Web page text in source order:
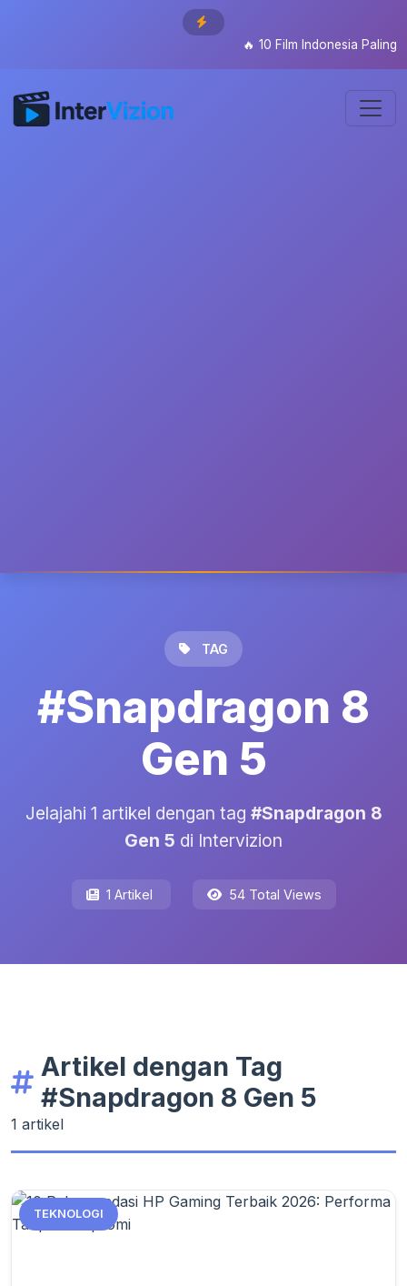
10 Film Indonesia Paling
TAG
#Snapdragon 8
Gen 5
Jelajahi 1 artikel dengan tag #Snapdragon 8
Gen 5 di Intervizion
1 Artikel 54 Total Views
Artikel dengan Tag
#Snapdragon 8 Gen 5
1 artikel
TEKNOLOGI